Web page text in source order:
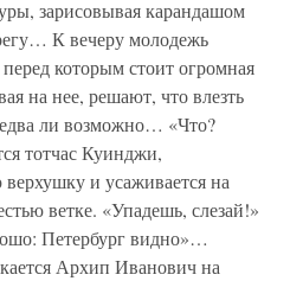
зарисовывая карандашом
К вечеру молодежь
перед которым стоит огромная
на нее, решают, что влезть
ли возможно… «Что?
тотчас Куинджи,
и усаживается на
ветке. «Упадешь, слезай!»
Петербург видно»…
Архип Иванович на